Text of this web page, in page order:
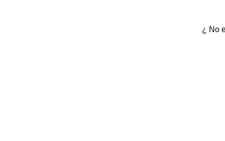
¿ No